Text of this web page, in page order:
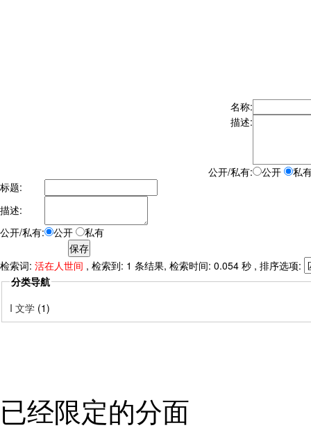
名称:
描述:
公开/私有: 公开
私
标题:
描述:
公开/私有:
公开 私有
检索词: 活在人世间 , 检索到: 1 条结果, 检索时间: 0.054 秒 , 排序选项:
分类导航
I 文学 (1)
已经限定的分面